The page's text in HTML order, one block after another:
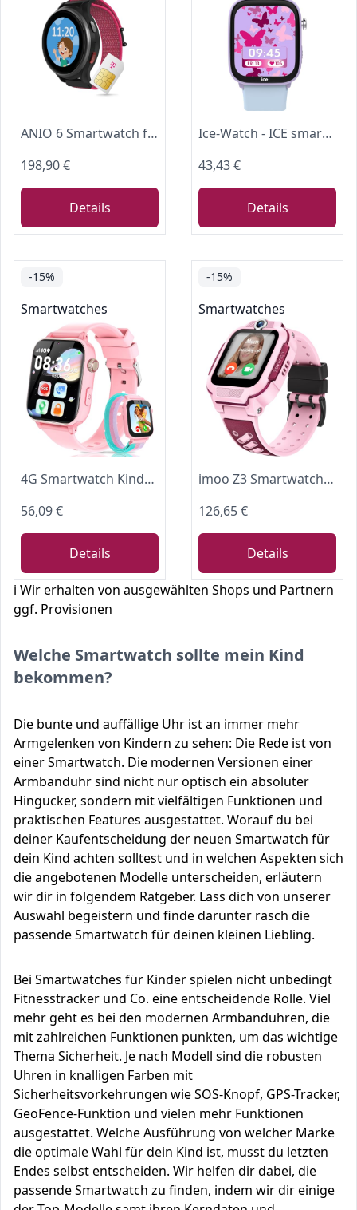
ANIO 6 Smartwatch für Kinder, GPS und Telefonfunktion, Dt. Hersteller, Datenschutz und -Telefonsupport, Lange AKKU-Laufzeit, SOS, Telekom SIM-Karte 30€ Amazon-Gutschein nach Registrierung (Hibiscus)
198,90 €
Details
Ice-Watch - ICE smart junior 3.0 Find My Purple Soft blue - Lila geolokalisierbare verbundene Uhr für Mädchen mit Silikonarmband - 024550 (1.75 Zoll)
43,43 €
Details
-15%
Smartwatches
4G Smartwatch Kinder, Kinder Telefonuhr mit Videoanruf, Voice Chat, GPS, SOS, Schulmodus, Wecker, Schrittzähler, Spiele, Smart Watch für Jungen Mädchen Kinderuhr Geschenke 4-12 Jahren (Orangerosa)
56,09 €
Details
-15%
Smartwatches
imoo Z3 Smartwatch Kinder, Videoanruf, GPS, SIM, SOS, IPX8, Sicheres System
126,65 €
Details
ℹ️ Wir erhalten von ausgewählten Shops und Partnern
ggf. Provisionen
Welche Smartwatch sollte mein Kind
bekommen?
Die bunte und auffällige Uhr ist an immer mehr
Armgelenken von Kindern zu sehen: Die Rede ist von
einer Smartwatch. Die modernen Versionen einer
Armbanduhr sind nicht nur optisch ein absoluter
Hingucker, sondern mit vielfältigen Funktionen und
praktischen Features ausgestattet. Worauf du bei
deiner Kaufentscheidung der neuen Smartwatch für
dein Kind achten solltest und in welchen Aspekten sich
die angebotenen Modelle unterscheiden, erläutern
wir dir in folgendem Ratgeber. Lass dich von unserer
Auswahl begeistern und finde darunter rasch die
passende Smartwatch für deinen kleinen Liebling.
Bei Smartwatches für Kinder spielen nicht unbedingt
Fitnesstracker und Co. eine entscheidende Rolle. Viel
mehr geht es bei den modernen Armbanduhren, die
mit zahlreichen Funktionen punkten, um das wichtige
Thema Sicherheit. Je nach Modell sind die robusten
Uhren in knalligen Farben mit
Sicherheitsvorkehrungen wie SOS-Knopf, GPS-Tracker,
GeoFence-Funktion und vielen mehr Funktionen
ausgestattet. Welche Ausführung von welcher Marke
die optimale Wahl für dein Kind ist, musst du letzten
Endes selbst entscheiden. Wir helfen dir dabei, die
passende Smartwatch zu finden, indem wir dir einige